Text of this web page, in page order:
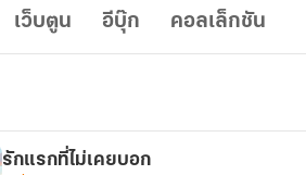
เว็บตูน อีบุ๊ก คอลเล็กชัน
รักแรกที่ไม่เคยบอก